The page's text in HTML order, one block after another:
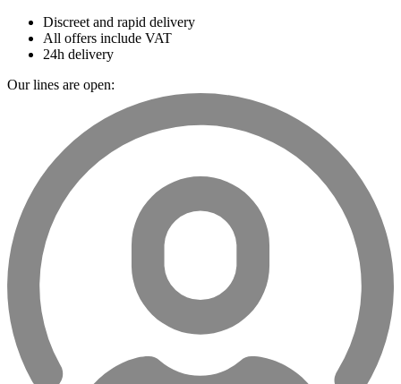
Discreet and rapid delivery
All offers include VAT
24h delivery
Our lines are open: